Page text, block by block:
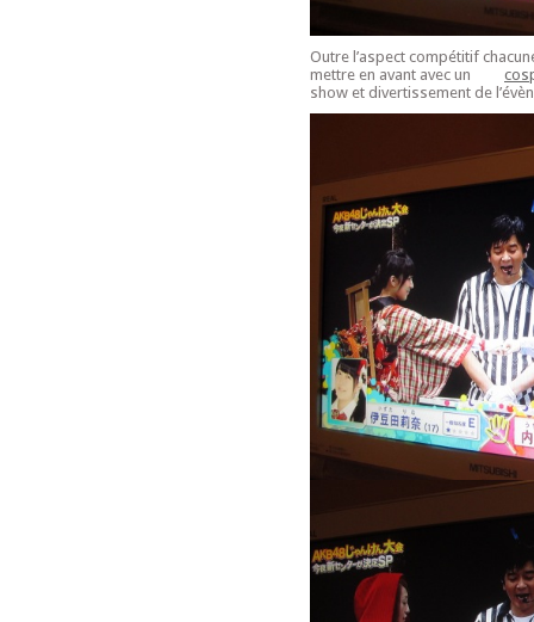
Outre l’aspect compétitif
mettre en avant avec un
show et divertissement de